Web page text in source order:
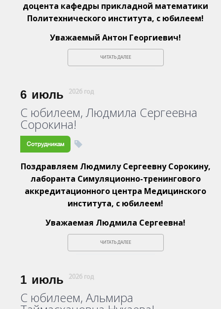
доцента кафедры прикладной математики
Политехнического института, с юбилеем!
Уважаемый Антон Георгиевич!
ЧИТАТЬ ДАЛЕЕ
6 июль 2026 год
С юбилеем, Людмила Сергеевна
Сорокина!
Сотрудникам
Поздравляем Людмилу Сергеевну Сорокину,
лаборанта Симуляционно-тренингового
аккредитационного центра Медицинского
института, с юбилеем!
Уважаемая Людмила Сергеевна!
ЧИТАТЬ ДАЛЕЕ
1 июль 2026 год
С юбилеем, Альмира